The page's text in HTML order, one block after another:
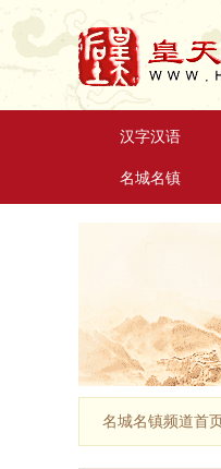
汉字汉语
名城名镇
名城名镇频道首